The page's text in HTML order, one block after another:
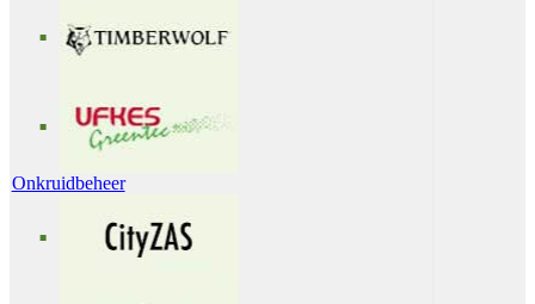
Onkruidbeheer